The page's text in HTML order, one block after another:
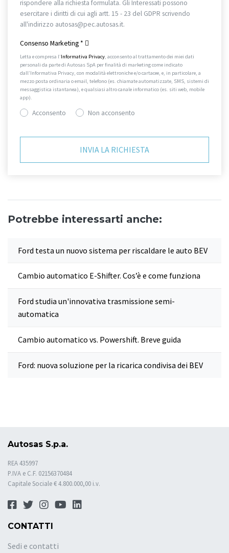
rispondere alla richiesta formulata. Gli Interessati possono
esercitare i diritti di cui agli artt. 15 - 23 del GDPR scrivendo
all'indirizzo autosas@pec.autosas.it.
Consenso Marketing *
Letta e compresa l’Informativa Privacy, acconsento al trattamento dei miei dati
personali da parte di Autosas SpA per finalità di marketing come indicato
dall’Informativa Privacy, con modalità elettroniche e/o cartacee, e, in particolare, a
mezzo posta ordinaria o email, telefono (es. chiamate automatizzate, SMS, sistemi di
messaggistica istantanea), e qualsiasi altro canale informatico (es. siti web, mobile
app).
Acconsento Non acconsento
Potrebbe interessarti anche:
Ford testa un nuovo sistema per riscaldare le auto BEV
Cambio automatico E-Shifter. Cos’è e come funziona
Ford studia un'innovativa trasmissione semi-
automatica
Cambio automatico vs. Powershift. Breve guida
Ford: nuova soluzione per la ricarica condivisa dei BEV
Autosas S.p.a.
REA 435997
P.IVA e C.F. 02156370484
Capitale Sociale € 4.800.000,00 i.v.
CONTATTI
Sedi e contatti